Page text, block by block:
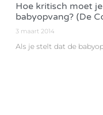
Hoe kritisch moet
babyopvang? (De
3 maart 2014
Als je stelt dat de